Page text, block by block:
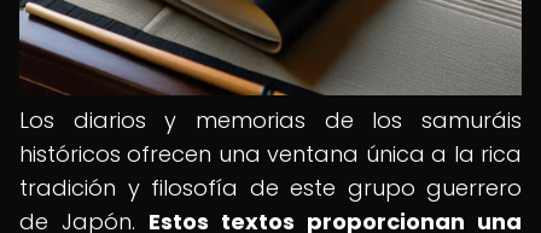
Los diarios y memorias de los samuráis
históricos ofrecen una ventana única a la rica
tradición y filosofía de este grupo guerrero
de Japón. Estos textos proporcionan una